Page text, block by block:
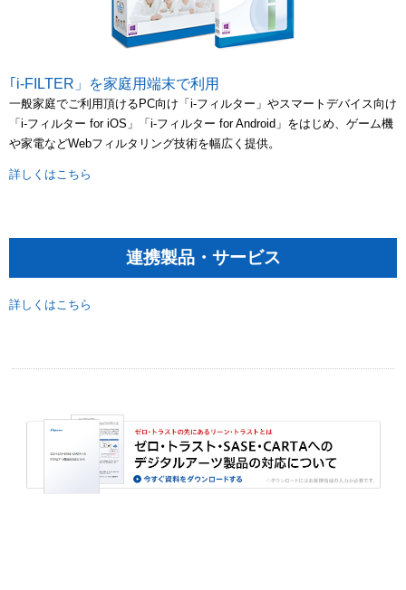
｢i-FILTER」を家庭用端末で利用
一般家庭でご利用頂けるPC向け「i-フィルター」やスマートデバイス向け
「i-フィルター for iOS」「i-フィルター for Android」をはじめ、ゲーム機
や家電などWebフィルタリング技術を幅広く提供。
詳しくはこちら
連携製品・サービス
詳しくはこちら